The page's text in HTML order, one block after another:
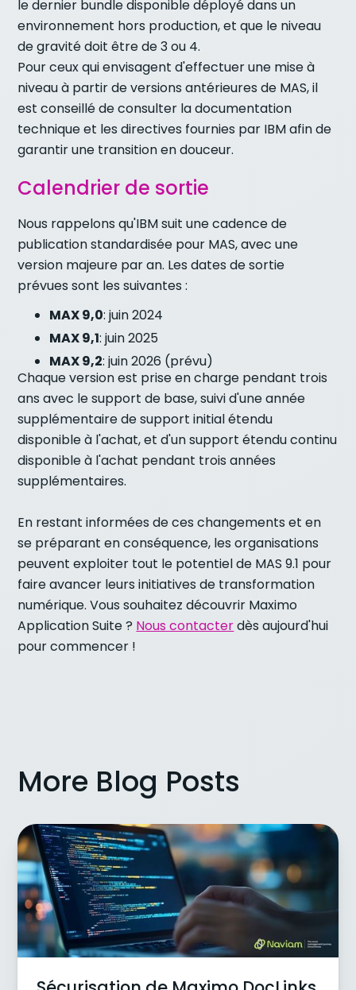
le dernier bundle disponible déployé dans un
environnement hors production, et que le niveau
de gravité doit être de 3 ou 4.
Pour ceux qui envisagent d'effectuer une mise à
niveau à partir de versions antérieures de MAS, il
est conseillé de consulter la documentation
technique et les directives fournies par IBM afin de
garantir une transition en douceur.
Calendrier de sortie
Nous rappelons qu'IBM suit une cadence de
publication standardisée pour MAS, avec une
version majeure par an. Les dates de sortie
prévues sont les suivantes :
MAX 9,0: juin 2024
MAX 9,1: juin 2025
MAX 9,2: juin 2026 (prévu)
Chaque version est prise en charge pendant trois
ans avec le support de base, suivi d'une année
supplémentaire de support initial étendu
disponible à l'achat, et d'un support étendu continu
disponible à l'achat pendant trois années
supplémentaires.
En restant informées de ces changements et en
se préparant en conséquence, les organisations
peuvent exploiter tout le potentiel de MAS 9.1 pour
faire avancer leurs initiatives de transformation
numérique. Vous souhaitez découvrir Maximo
Application Suite ? Nous contacterdès aujourd'hui
pour commencer !
More Blog Posts